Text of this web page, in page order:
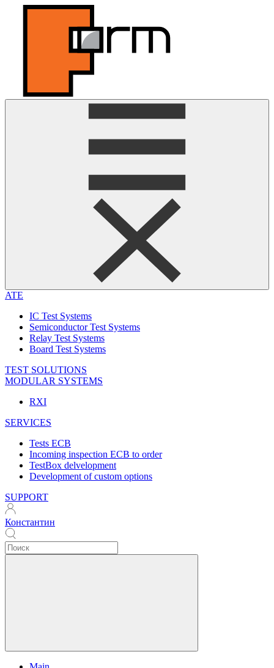
ATE
IC Test Systems
Semiconductor Test Systems
Relay Test Systems
Board Test Systems
TEST SOLUTIONS
MODULAR SYSTEMS
RXI
SERVICES
Tests ECB
Incoming inspection ECB to order
TestBox delvelopment
Development of custom options
SUPPORT
Константин